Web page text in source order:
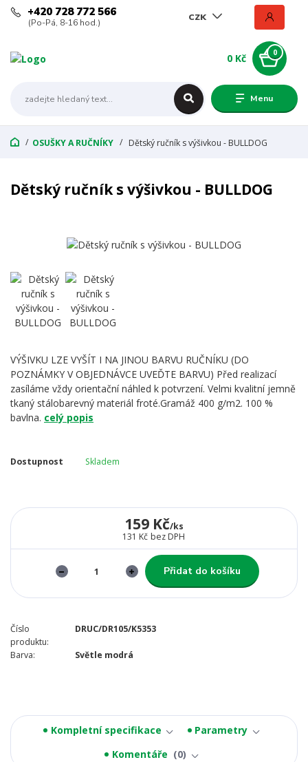
Menu
CZK
+420 728 772 566
(Po-Pá, 8-16 hod.)
0
0 Kč
OSUŠKY A RUČNÍKY Dětský ručník s výšivkou - BULLDOG
Dětský ručník s výšivkou - BULLDOG
VÝŠIVKU LZE VYŠÍT I NA JINOU BARVU RUČNÍKU (DO
POZNÁMKY V OBJEDNÁVCE UVEĎTE BARVU) Před realizací
zasíláme vždy orientační náhled k potvrzení. Velmi kvalitní jemně
tkaný stálobarevný materiál froté.Gramáž 400 g/m2. 100 %
bavlna. celý popis
Dostupnost Skladem
159 Kč/ks
131 Kč bez DPH
Přidat do košíku
Číslo
produktu:
DRUC/DR105/K5353
Barva: Světle modrá
Kompletní specifikace
Parametry
Komentáře
0